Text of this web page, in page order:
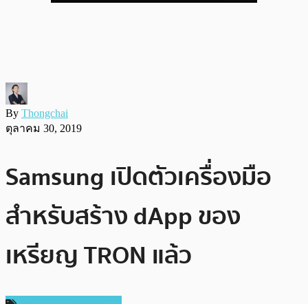
By Thongchai
ตุลาคม 30, 2019
Samsung เปิดตัวเครื่องมือ
สำหรับสร้าง dApp ของ
เหรียญ TRON แล้ว